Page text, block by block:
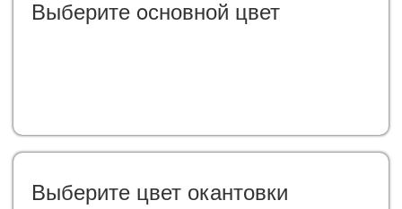
Выберите oсновной цвет
Выберите цвет окантовки